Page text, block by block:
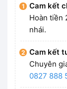
Cam kết
Hoàn tiền
nhái.
Cam kết
Chuyên
0827 888